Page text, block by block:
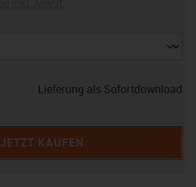
Lieferung als Sofortdownload
JETZT KAUFEN